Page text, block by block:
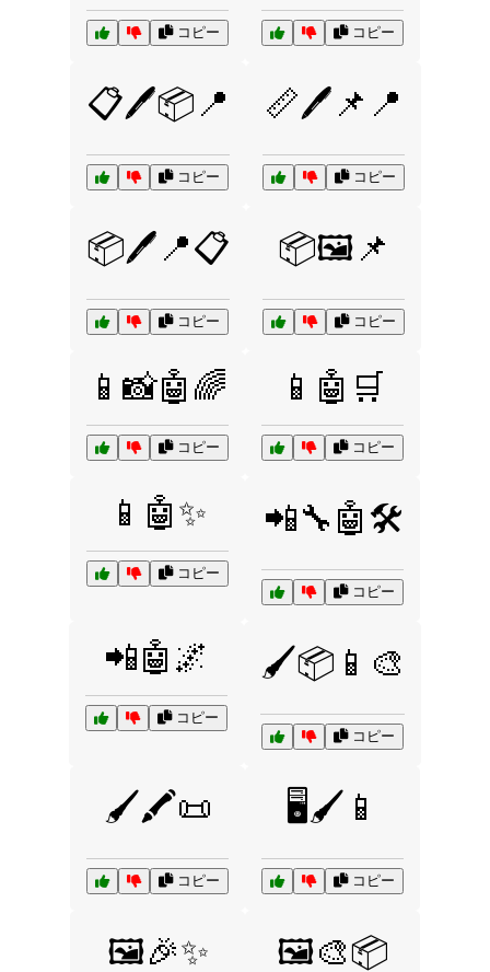
コピー コピー
📋🖊️📦📍
コピー
📏🖊️📌📍
コピー
📦🖊️📍📋
コピー
📦🖼️📌
コピー
📱📸🤖🌈
コピー
📱🤖🛒
コピー
📱🤖✨
コピー
📲🔧🤖🛠️
コピー
📲🤖🌌
コピー
🖌️📦📱🎨
コピー
🖌️🖍️📜
コピー
🖥️🖌️📱
コピー
🖼️🎉✨ 🖼️🎨📦